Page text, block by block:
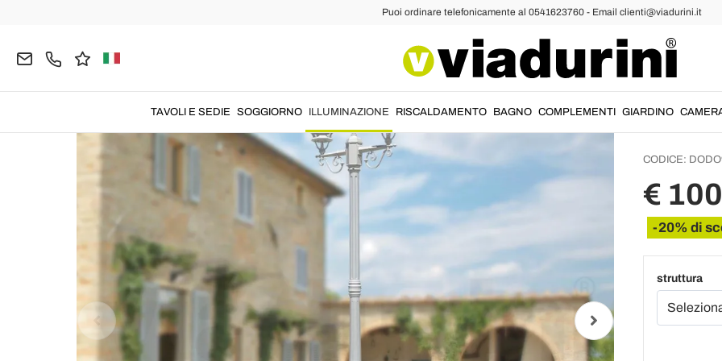
Puoi ordinare telefonicamente al 0541623760 - Email clienti@viadurini.it
TAVOLI E SEDIE SOGGIORNO ILLUMINAZIONE RISCALDAMENTO BAGNO COMPLEMENTI GIARDINO
Made
CODICE:
€
-20% di
struttura